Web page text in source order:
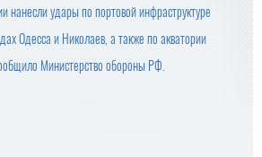
нанесли удары по портовой инфраструктуре
Одесса и Николаев, а также по акватории
Министерство обороны РФ.